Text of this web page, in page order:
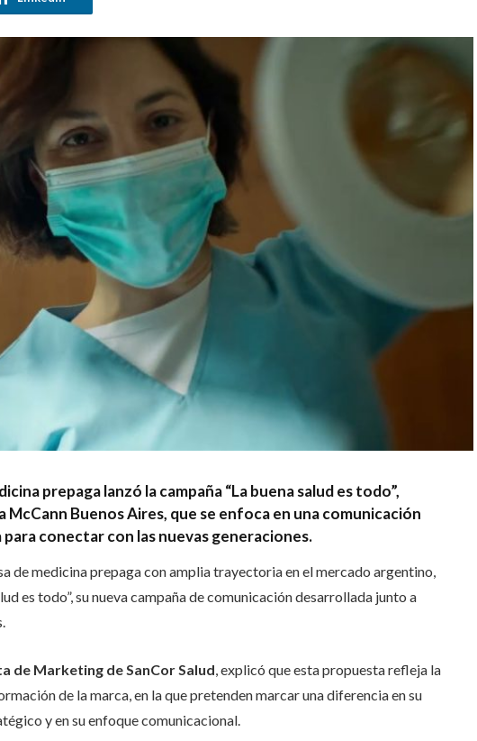
prepaga lanzó la campaña “La buena salud es todo”,
McCann Buenos Aires, que se enfoca en una comunicación
conectar con las nuevas generaciones.
de medicina prepaga con amplia trayectoria en el mercado argentino,
es todo”, su nueva campaña de comunicación desarrollada junto a
de Marketing de SanCor Salud, explicó que esta propuesta refleja la
de la marca, en la que pretenden marcar una diferencia en su
y en su enfoque comunicacional.